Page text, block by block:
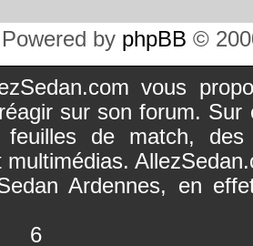
Powered by phpBB ©
vous
sur son forum.
de match, des
multimédias.
Ardennes, en